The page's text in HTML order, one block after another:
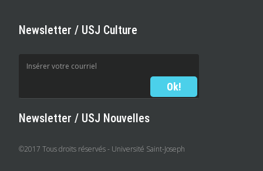
Newsletter / USJ Culture
Newsletter / USJ Nouvelles
©2017 Tous droits réservés - Université Saint-Joseph